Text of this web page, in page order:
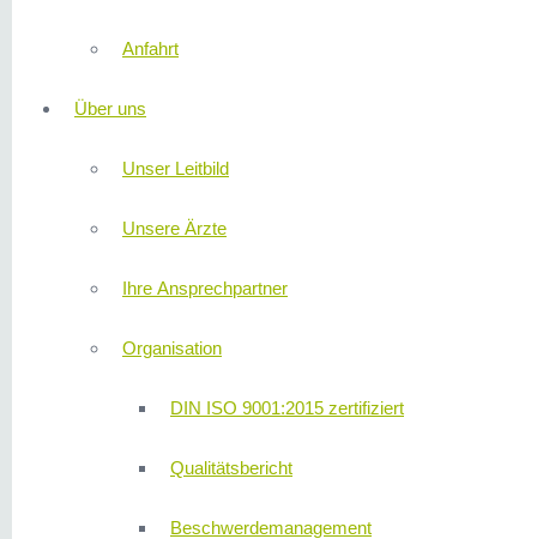
Anfahrt
Über uns
Unser Leitbild
Unsere Ärzte
Ihre Ansprechpartner
Organisation
DIN ISO 9001:2015 zertifiziert
Qualitätsbericht
Beschwerdemanagement